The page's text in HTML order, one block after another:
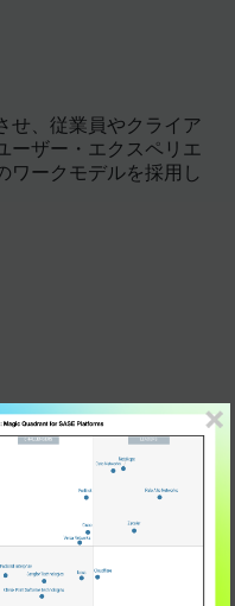
せ、従業員やクライア
ーザー・エクスペリエ
ワークモデルを採用し
ビリティの利点は、今
タセンター中心のアー